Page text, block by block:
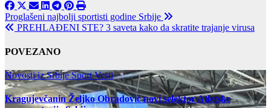
Post
navigation
Proglašeni najbolji sportisti godine Srbije
PREHLAĐENI STE? 3 saveta kako da skratite trajanje virusa
POVEZANO
Novosti iz SrbijeSportVesti
Kragujevčanin Željko Obradović novi selektor Atletske